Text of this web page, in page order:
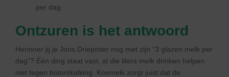
per dag
Ontzuren is het antwoord
Herinner jij je Joris Driepinter nog met zijn “3 glazen melk per
dag”? Één ding staat vast, al die liters melk drinken helpen
niet tegen botontkalking. Koemelk zorgt juist dat de